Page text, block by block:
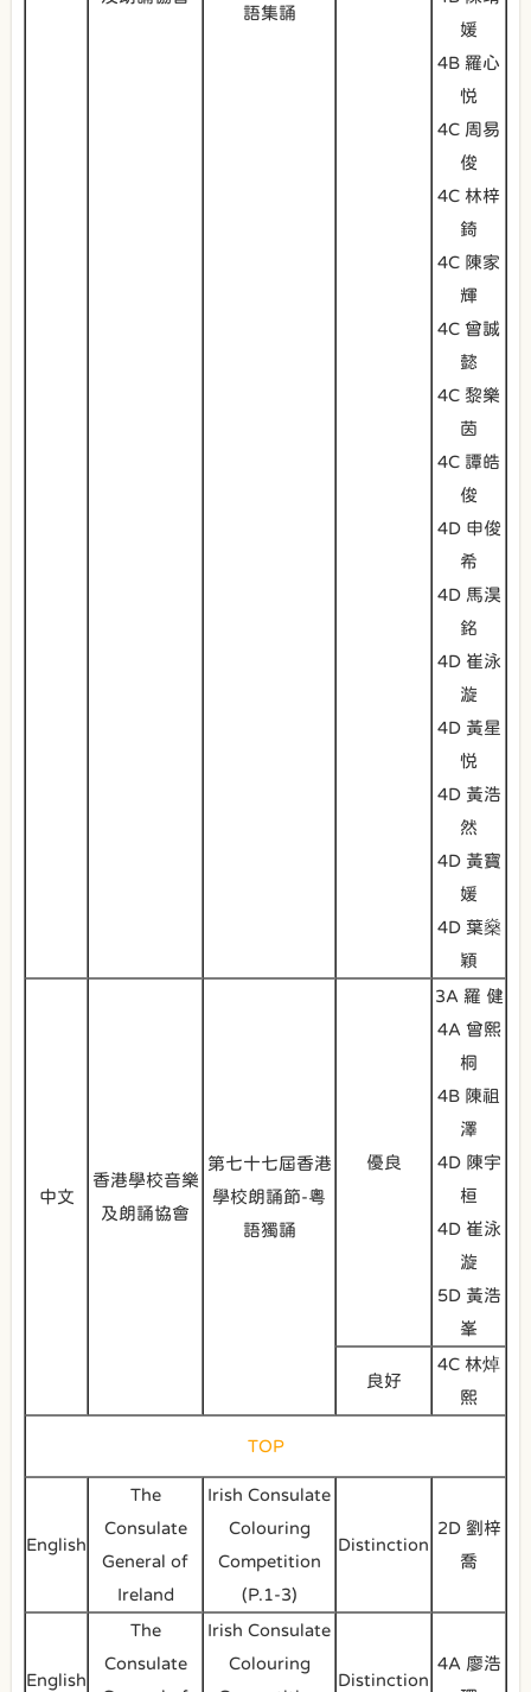
語集誦
媛
4B 羅心
悦
4C 周易
俊
4C 林梓
錡
4C 陳家
輝
4C 曾誠
懿
4C 黎樂
茵
4C 譚皓
俊
4D 申俊
希
4D 馬淏
銘
4D 崔泳
漩
4D 黃星
悦
4D 黃浩
然
4D 黃寶
媛
4D 葉燊
穎
中文
香港學校音樂
及朗誦協會
第七十七屆香港
學校朗誦節-粵
語獨誦
優良
3A 羅 健
4A 曾熙
桐
4B 陳祖
澤
4D 陳宇
桓
4D 崔泳
漩
5D 黃浩
峯
良好
4C 林焯
熙
TOP
English
The
Consulate
General of
Ireland
Irish Consulate
Colouring
Competition
(P.1-3)
Distinction
2D 劉梓
喬
English
The
Consulate
Irish Consulate
Colouring
Distinction
4A 廖浩